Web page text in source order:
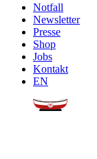
Notfall
Newsletter
Presse
Shop
Jobs
Kontakt
EN